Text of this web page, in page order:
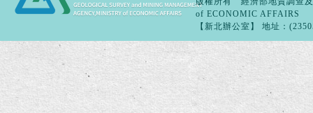
of ECONOMIC AFFAIRS
【新北辦公室】 地址：